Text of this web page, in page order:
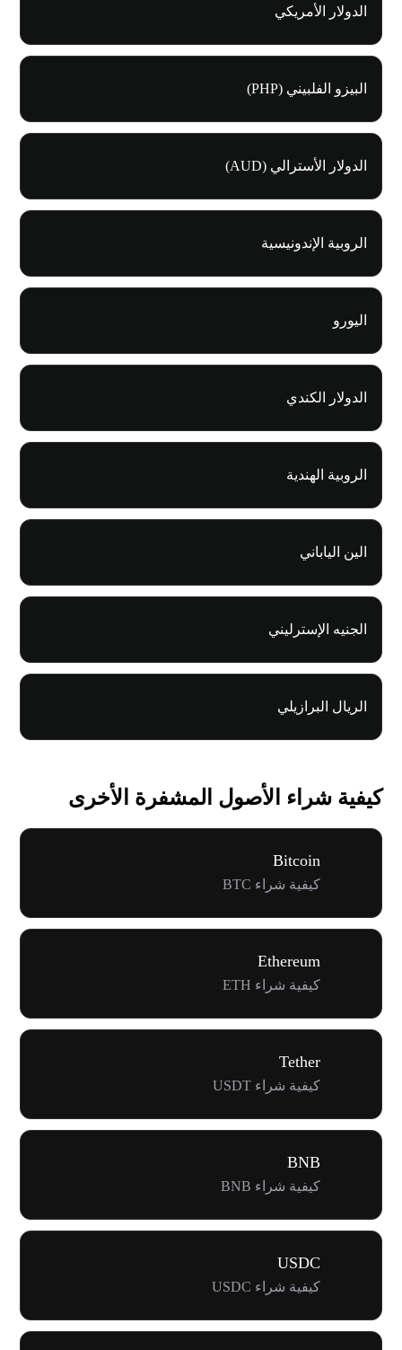
الدولار الأمريكي
البيزو الفلبيني (PHP)
الدولار الأسترالي (AUD)
الروبية الإندونيسية
اليورو
الدولار الكندي
الروبية الهندية
الين الياباني
الجنيه الإسترليني
الريال البرازيلي
كيفية شراء الأصول المشفرة الأخرى
Bitcoin
كيفية شراء BTC
Ethereum
كيفية شراء ETH
Tether
كيفية شراء USDT
BNB
كيفية شراء BNB
USDC
كيفية شراء USDC